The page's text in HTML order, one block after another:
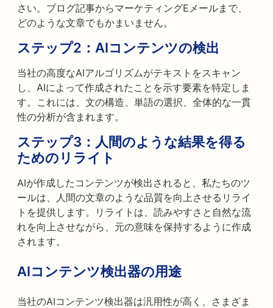
さい。ブログ記事からマーケティングEメールまで、
どのような文章でもかまいません。
ステップ2：AIコンテンツの検出
当社の高度なAIアルゴリズムがテキストをスキャン
し、AIによって作成されたことを示す要素を特定しま
す。これには、文の構造、単語の選択、全体的な一貫
性の分析が含まれます。
ステップ3：人間のような結果を得る
ためのリライト
AIが作成したコンテンツが検出されると、私たちのツ
ールは、人間の文章のような品質を向上させるリライ
トを提供します。リライトは、読みやすさと自然な流
れを向上させながら、元の意味を保持するように作成
されます。
AIコンテンツ検出器の用途
当社のAIコンテンツ検出器は汎用性が高く、さまざま